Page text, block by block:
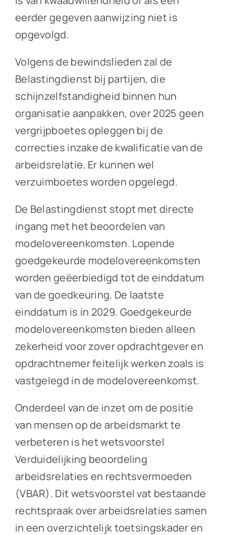
eerder gegeven aanwijzing niet is
opgevolgd.
Volgens de bewindslieden zal de
Belastingdienst bij partijen, die
schijnzelfstandigheid binnen hun
organisatie aanpakken, over 2025 geen
vergrijpboetes opleggen bij de
correcties inzake de kwalificatie van de
arbeidsrelatie. Er kunnen wel
verzuimboetes worden opgelegd.
De Belastingdienst stopt met directe
ingang met het beoordelen van
modelovereenkomsten. Lopende
goedgekeurde modelovereenkomsten
worden geëerbiedigd tot de einddatum
van de goedkeuring. De laatste
einddatum is in 2029. Goedgekeurde
modelovereenkomsten bieden alleen
zekerheid voor zover opdrachtgever en
opdrachtnemer feitelijk werken zoals is
vastgelegd in de modelovereenkomst.
Onderdeel van de inzet om de positie
van mensen op de arbeidsmarkt te
verbeteren is het wetsvoorstel
Verduidelijking beoordeling
arbeidsrelaties en rechtsvermoeden
(VBAR). Dit wetsvoorstel vat bestaande
rechtspraak over arbeidsrelaties samen
in een overzichtelijk toetsingskader en